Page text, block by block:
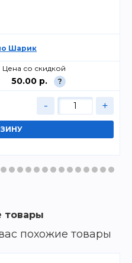
Шарик
Цена со скидкой
50.00 р. ?
- +
товары
похожие товары